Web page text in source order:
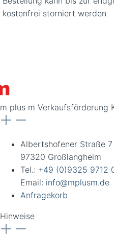
kostenfrei storniert werden
m plus m Verkaufsförderung
Albertshofener Straße 7
97320 Großlangheim
Tel.: +49 (0)9325 9712
Email: info@mplusm.de
Anfragekorb
Hinweise